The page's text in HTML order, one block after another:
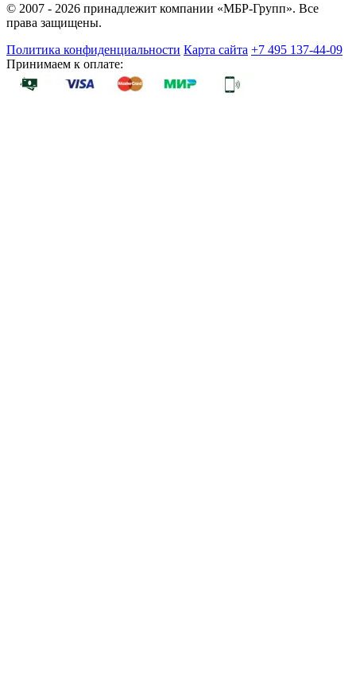
© 2007 - 2026 принадлежит компании «МБР-Групп». Все
права защищены.
Политика конфиденциальности Карта сайта +7 495 137-44-09
Принимаем к оплате: